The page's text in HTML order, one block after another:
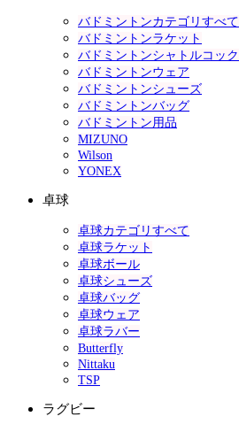
バドミントンカテゴリすべて
バドミントンラケット
バドミントンシャトルコック
バドミントンウェア
バドミントンシューズ
バドミントンバッグ
バドミントン用品
MIZUNO
Wilson
YONEX
卓球
卓球カテゴリすべて
卓球ラケット
卓球ボール
卓球シューズ
卓球バッグ
卓球ウェア
卓球ラバー
Butterfly
Nittaku
TSP
ラグビー